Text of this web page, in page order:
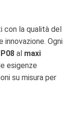
con la qualità del
innovazione. Ogni
al maxi
esigenze
su misura per